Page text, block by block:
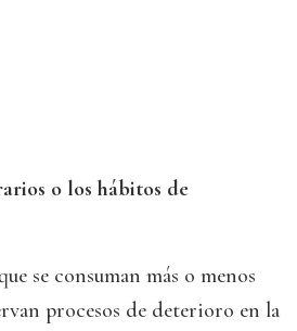
o los hábitos de
se consuman más o menos
procesos de deterioro en la